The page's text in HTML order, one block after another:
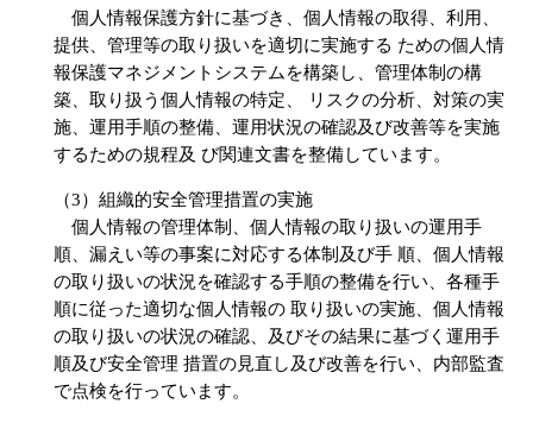
個人情報保護方針に基づき、個人情報の取得、利用、
提供、管理等の取り扱いを適切に実施する ための個人情
報保護マネジメントシステムを構築し、管理体制の構
築、取り扱う個人情報の特定、 リスクの分析、対策の実
施、運用手順の整備、運用状況の確認及び改善等を実施
するための規程及 び関連文書を整備しています。
（3）組織的安全管理措置の実施
個人情報の管理体制、個人情報の取り扱いの運用手
順、漏えい等の事案に対応する体制及び手 順、個人情報
の取り扱いの状況を確認する手順の整備を行い、各種手
順に従った適切な個人情報の 取り扱いの実施、個人情報
の取り扱いの状況の確認、及びその結果に基づく運用手
順及び安全管理 措置の見直し及び改善を行い、内部監査
で点検を行っています。